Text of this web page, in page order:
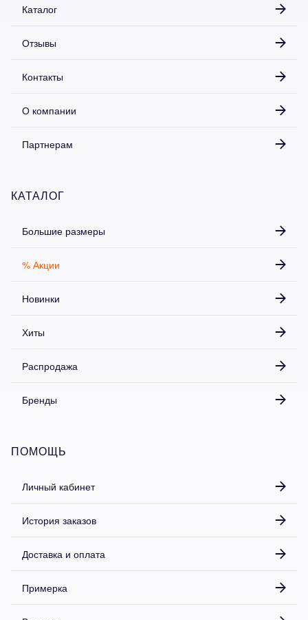
Каталог
Отзывы
Контакты
О компании
Партнерам
КАТАЛОГ
Большие размеры
% Акции
Новинки
Хиты
Распродажа
Бренды
ПОМОЩЬ
Личный кабинет
История заказов
Доставка и оплата
Примерка